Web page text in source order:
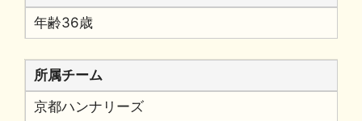
年齢36歳
所属チーム
京都ハンナリーズ